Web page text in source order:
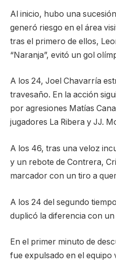
Al inicio, hubo una
generó riesgo en el área
tras el primero de ellos,
“Naranja”, evitó un gol
A los 24, Joel Chavarría
travesaño. En la acción
por agresiones Matías
jugadores La Ribera y JJ.
A los 46, tras una veloz
y un rebote de Contrera,
marcador con un tiro a
A los 24 del segundo
duplicó la diferencia con
En el primer minuto de
fue expulsado en el equipo